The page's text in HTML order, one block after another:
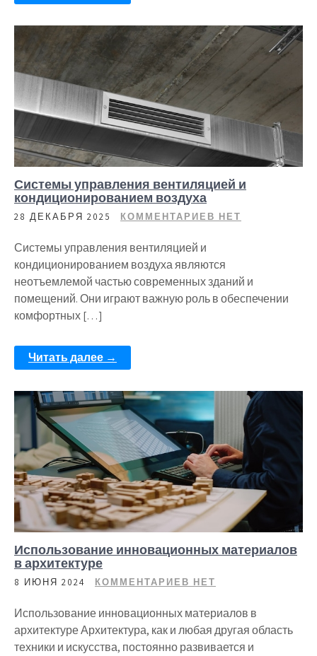
Системы управления вентиляцией и
кондиционированием воздуха
28 ДЕКАБРЯ 2025 КОММЕНТАРИЕВ НЕТ
Системы управления вентиляцией и
кондиционированием воздуха являются
неотъемлемой частью современных зданий и
помещений. Они играют важную роль в обеспечении
комфортных […]
Читать далее →
Использование инновационных материалов
в архитектуре
8 ИЮНЯ 2024 КОММЕНТАРИЕВ НЕТ
Использование инновационных материалов в
архитектуре Архитектура, как и любая другая область
техники и искусства, постоянно развивается и